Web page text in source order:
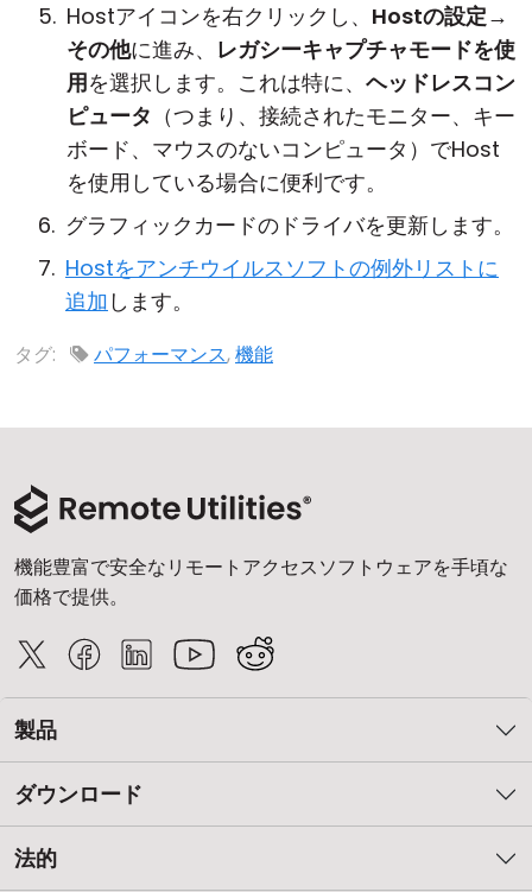
Hostアイコンを右クリックし、 Hostの設定→
その他に進み、 レガシーキャプチャモードを使
用を選択します。これは特に、 ヘッドレスコン
ピュータ （つまり、接続されたモニター、キー
ボード、マウスのないコンピュータ）でHost
を使用している場合に便利です。
グラフィックカードのドライバを更新します。
Hostをアンチウイルスソフトの例外リストに
追加 します。
タグ: パフォーマンス,機能
機能豊富で安全なリモートアクセスソフトウェアを手頃な
価格で提供。
製品
ダウンロード
法的